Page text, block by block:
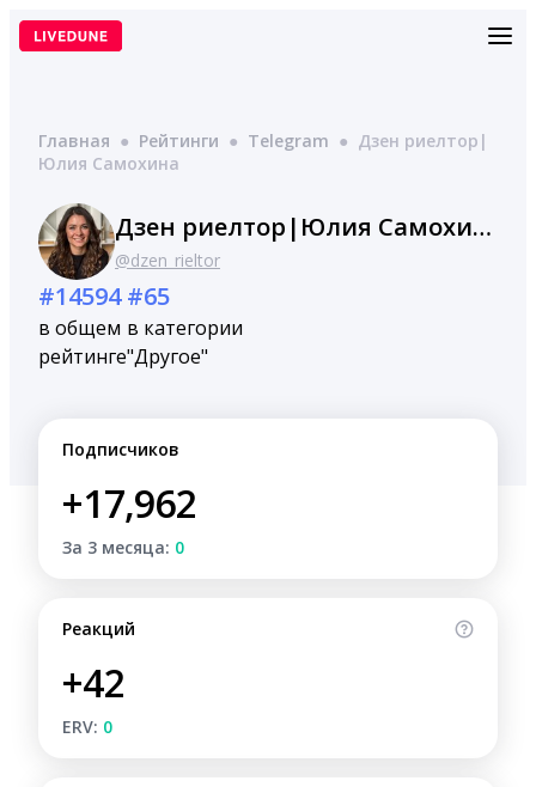
Перейти
Главная ● Рейтинги ● Telegram ● Дзен риелтор|
Юлия Самохина
Дзен риелтор|Юлия Самохина
@dzen_rieltor
#14594
в общем
рейтинге
#65
в категории
"Другое"
Подписчиков
+17,962
За 3 месяца: 0
Реакций
+42
ERV: 0